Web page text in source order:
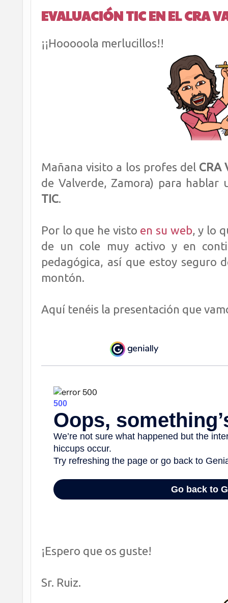
EVALUACIÓN TIC EN EL CRA
¡¡Hooooola merlucillos!!
Mañana visito a los profes del CRA
de Valverde, Zamora) para
TIC.
Por lo que he visto en su web, y lo
de un cole muy activo y en
pedagógica, así que estoy seguro
montón.
Aquí tenéis la presentación que
¡Espero que os guste!
Sr. Ruiz.